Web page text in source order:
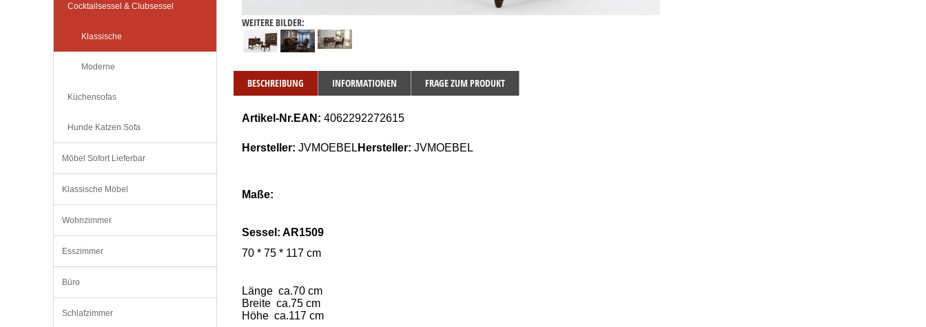
WEITERE BILDER:
BESCHREIBUNG INFORMATIONEN FRAGE ZUM PRODUKT
Artikel-Nr.EAN: 4062292272615
Hersteller: JVMOEBEL Hersteller: JVMOEBEL
Maße:
Sessel : AR1509
70 * 75 * 117 cm
Länge ca.70 cm
Breite ca.75 cm
Höhe ca.117 cm
Cocktailsessel & Clubsessel
Klassische
Moderne
Küchensofas
Hunde Katzen Sofa
Möbel Sofort Lieferbar
Klassische Möbel
Wohnzimmer
Esszimmer
Büro
Schlafzimmer